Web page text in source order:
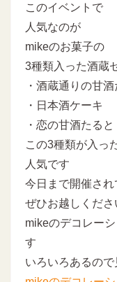
このイベントで
人気なのが
mikeのお菓子の
3種類入った酒蔵
・酒蔵通りの甘酒
・日本酒ケーキ
・恋の甘酒たると
この3種類が入っ
人気です
今日まで開催さ
ぜひお越しくださ
mikeのデコレー
す
いろいろあるの